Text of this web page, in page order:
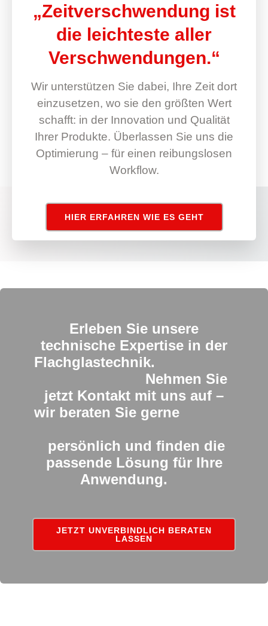
„Zeitverschwendung ist
die leichteste aller
Verschwendungen.“
Wir unterstützen Sie dabei, Ihre Zeit dort
einzusetzen, wo sie den größten Wert
schafft: in der Innovation und Qualität
Ihrer Produkte. Überlassen Sie uns die
Optimierung – für einen reibungslosen
Workflow.
HIER ERFAHREN WIE ES GEHT
Erleben Sie unsere
technische Expertise in der
Flachglastechnik.
Nehmen Sie
jetzt Kontakt mit uns auf –
wir beraten Sie gerne
persönlich und finden die
passende Lösung für Ihre
Anwendung.
JETZT UNVERBINDLICH BERATEN
LASSEN